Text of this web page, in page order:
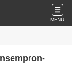
MENU